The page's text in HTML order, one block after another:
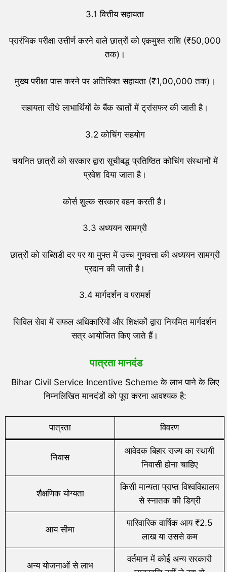
3.1 वित्तीय सहायता
प्रारंभिक परीक्षा उत्तीर्ण करने वाले छात्रों को एकमुश्त राशि (₹50,000
तक)।
मुख्य परीक्षा पास करने पर अतिरिक्त सहायता (₹1,00,000 तक)।
सहायता सीधे लाभार्थियों के बैंक खातों में ट्रांसफर की जाती है।
3.2 कोचिंग सहयोग
चयनित छात्रों को सरकार द्वारा सूचीबद्ध प्रतिष्ठित कोचिंग संस्थानों में
प्रवेश दिया जाता है।
कोर्स शुल्क सरकार वहन करती है।
3.3 अध्ययन सामग्री
छात्रों को सब्सिडी दर पर या मुफ्त में उच्च गुणवत्ता की अध्ययन सामग्री
प्रदान की जाती है।
3.4 मार्गदर्शन व परामर्श
सिविल सेवा में सफल अधिकारियों और शिक्षकों द्वारा नियमित मार्गदर्शन
सत्र आयोजित किए जाते हैं।
पात्रता मानदंड
Bihar Civil Service Incentive Scheme के लाभ पाने के लिए
निम्नलिखित मानदंडों को पूरा करना आवश्यक है:
पात्रता विवरण
निवास
आवेदक बिहार राज्य का स्थायी
निवासी होना चाहिए
शैक्षणिक योग्यता
किसी मान्यता प्राप्त विश्वविद्यालय
से स्नातक की डिग्री
आय सीमा
पारिवारिक वार्षिक आय ₹2.5
लाख या उससे कम
अन्य योजनाओं से लाभ
वर्तमान में कोई अन्य सरकारी